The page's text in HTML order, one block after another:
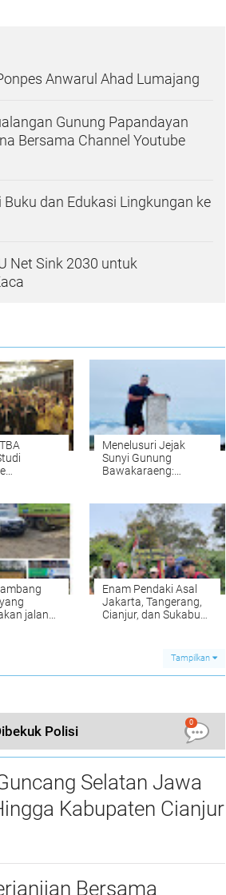
Anwarul Ahad Lumajang
Gunung Papandayan
Bersama Channel Youtube
dan Edukasi Lingkungan ke
Net Sink 2030 untuk
Hukum
‎Menelusuri Jejak
Sunyi Gunung
Bawakaraeng:
Untuk Mendaki
Gunung ke Sulawesi
Selatan‎
jalan
‎Enam Pendaki Asal
Jakarta, Tangerang,
Cianjur, dan Sukabumi
Tampilkan
Polisi
0
Selatan Jawa
Kabupaten Cianjur
Bersama